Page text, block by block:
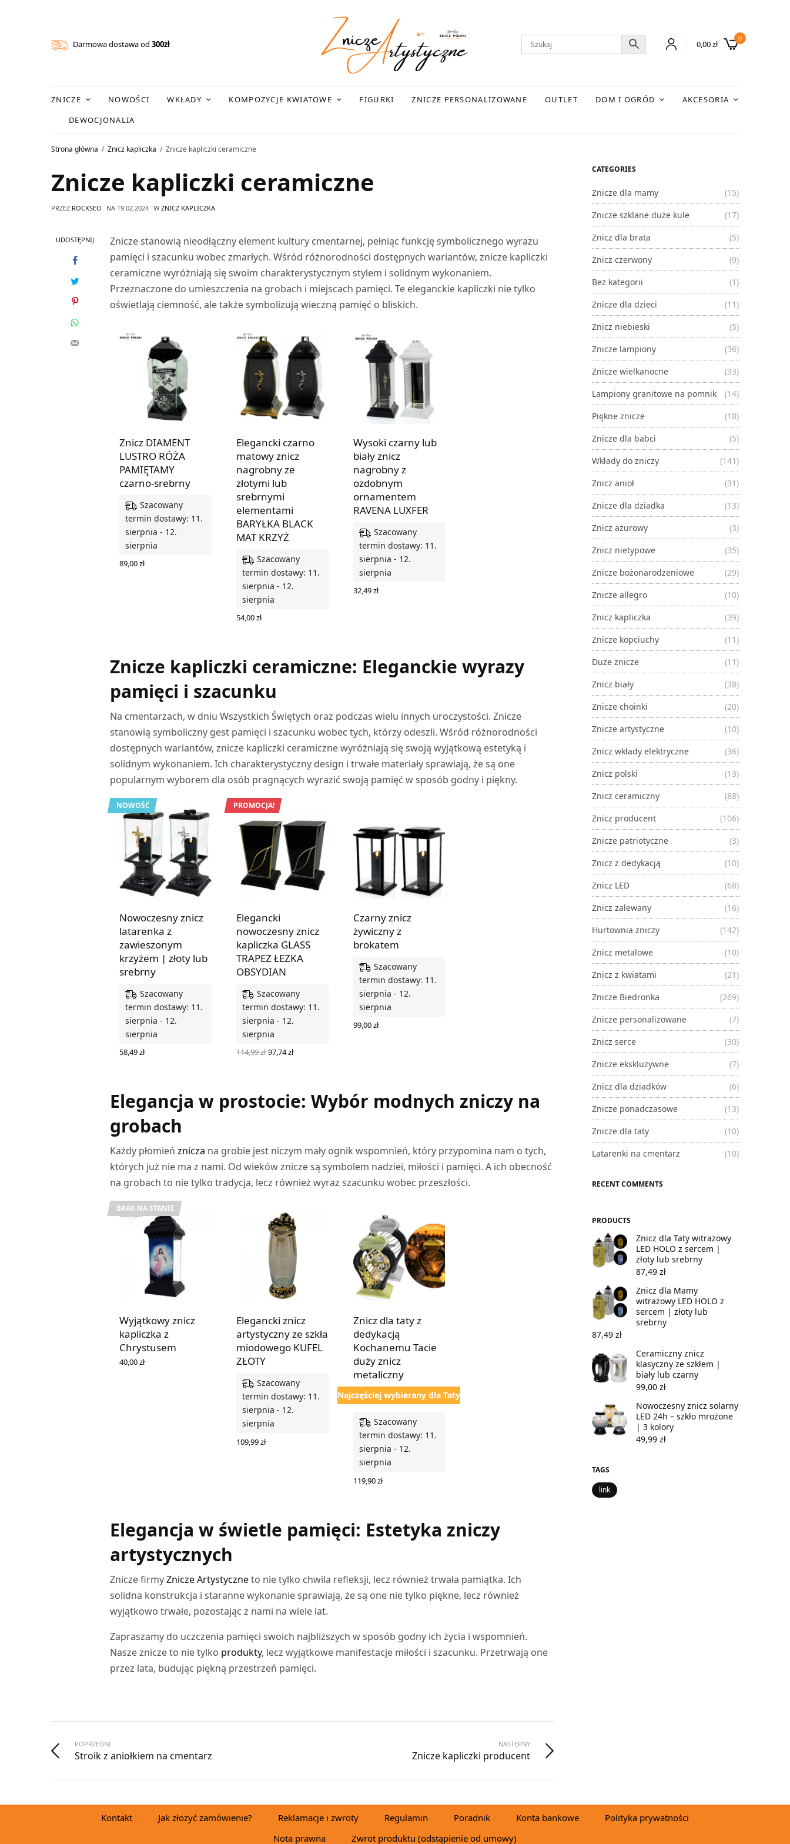
Darmowa dostawa od300zł 0,00zł
0
ZNICZE NOWOŚCI WKŁADY KOMPOZYCJE KWIATOWE FIGURKI ZNICZE PERSONALIZOWANE OUTLET DOM I OGRÓD
AKCESORIA
DEWOCJONALIA
Strona główna Znicz kapliczka Znicze kapliczki ceramiczne
Znicze kapliczki ceramiczne
PRZEZ ROCKSEO NA 19.02.2024 W ZNICZ KAPLICZKA
UDOSTĘPNIJ
Znicze stanowią nieodłączny element kultury cmentarnej, pełniąc funkcję symbolicznego wyrazu
pamięci i szacunku wobec zmarłych. Wśród różnorodności dostępnych wariantów, znicze kapliczki
ceramiczne wyróżniają się swoim charakterystycznym stylem i solidnym wykonaniem.
Przeznaczone do umieszczenia na grobach i miejscach pamięci. Te eleganckie kapliczki nie tylko
oświetlają ciemność, ale także symbolizują wieczną pamięć o bliskich.
Znicz DIAMENT
LUSTRO RÓŻA
PAMIĘTAMY
czarno-srebrny
Szacowany
termin dostawy: 11.
sierpnia - 12.
sierpnia
89,00zł
Elegancki czarno
matowy znicz
nagrobny ze
złotymi lub
srebrnymi
elementami
BARYŁKA BLACK
MAT KRZYŻ
Szacowany
termin dostawy: 11.
sierpnia - 12.
sierpnia
54,00zł
Wysoki czarny lub
biały znicz
nagrobny z
ozdobnym
ornamentem
RAVENA LUXFER
Szacowany
termin dostawy: 11.
sierpnia - 12.
sierpnia
32,49zł
Znicze kapliczki ceramiczne: Eleganckie wyrazy
pamięci i szacunku
Na cmentarzach, w dniu Wszystkich Świętych oraz podczas wielu innych uroczystości. Znicze
stanowią symboliczny gest pamięci i szacunku wobec tych, którzy odeszli. Wśród różnorodności
dostępnych wariantów, znicze kapliczki ceramiczne wyróżniają się swoją wyjątkową estetyką i
solidnym wykonaniem. Ich charakterystyczny design i trwałe materiały sprawiają, że są one
popularnym wyborem dla osób pragnących wyrazić swoją pamięć w sposób godny i piękny.
NOWOŚĆ
Nowoczesny znicz
latarenka z
zawieszonym
krzyżem | złoty lub
srebrny
Szacowany
termin dostawy: 11.
sierpnia - 12.
sierpnia
58,49zł
PROMOCJA!
Elegancki
nowoczesny znicz
kapliczka GLASS
TRAPEZ ŁEZKA
OBSYDIAN
Szacowany
termin dostawy: 11.
sierpnia - 12.
sierpnia
114,99zł Pierwotna
cena
97,74złAktualna
Czarny znicz
żywiczny z
brokatem
Szacowany
termin dostawy: 11.
sierpnia - 12.
sierpnia
99,00zł
Elegancja w prostocie: Wybór modnych zniczy na
grobach
Każdy płomieńznicza na grobie jest niczym mały ognik wspomnień, który przypomina nam o tych,
których już nie ma z nami. Od wieków znicze są symbolem nadziei, miłości i pamięci. A ich obecność
na grobach to nie tylko tradycja, lecz również wyraz szacunku wobec przeszłości.
BRAK NA STANIE
Wyjątkowy znicz
kapliczka z
Chrystusem
40,00zł
Elegancki znicz
artystyczny ze szkła
miodowego KUFEL
ZŁOTY
Szacowany
termin dostawy: 11.
sierpnia - 12.
sierpnia
109,99zł
Znicz dla taty z
dedykacją
Kochanemu Tacie
duży znicz
metaliczny
Najczęściej wybierany dla Taty
Szacowany
termin dostawy: 11.
sierpnia - 12.
sierpnia
119,90zł
Elegancja w świetle pamięci: Estetyka zniczy
artystycznych
Znicze firmyZnicze Artystyczneto nie tylko chwila refleksji, lecz również trwała pamiątka. Ich
solidna konstrukcja i staranne wykonanie sprawiają, że są one nie tylko piękne, lecz również
wyjątkowo trwałe, pozostając z nami na wiele lat.
Zapraszamy do uczczenia pamięci swoich najbliższych w sposób godny ich życia i wspomnień.
Nasze znicze to nie tylko produkty, lecz wyjątkowe manifestacje miłości i szacunku. Przetrwają one
przez lata, budując piękną przestrzeń pamięci.
POPRZEDNI
Stroik z aniołkiem na cmentarz
NASTĘPNY
Znicze kapliczki producent
CATEGORIES
Znicze dla mamy
(15)
Znicze szklane duże kule
(17)
Znicz dla brata
(5)
Znicz czerwony
(9)
Bez kategorii
(1)
Znicze dla dzieci
(11)
Znicz niebieski
(5)
Znicze lampiony
(36)
Znicze wielkanocne
(33)
Lampiony granitowe na pomnik
(14)
Piękne znicze
(18)
Znicze dla babci
(5)
Wkłady do zniczy
(141)
Znicz anioł
(31)
Znicze dla dziadka
(13)
Znicz ażurowy
(3)
Znicz nietypowe
(35)
Znicze bożonarodzeniowe
(29)
Znicze allegro
(10)
Znicz kapliczka
(39)
Znicze kopciuchy
(11)
Duże znicze
(11)
Znicz biały
(38)
Znicze choinki
(20)
Znicze artystyczne
(10)
Znicz wkłady elektryczne
(36)
Znicz polski
(13)
Znicz ceramiczny
(88)
Znicz producent
(106)
Znicze patriotyczne
(3)
Znicz z dedykacją
(10)
Znicz LED
(68)
Znicz zalewany
(16)
Hurtownia zniczy
(142)
Znicz metalowe
(10)
Znicz z kwiatami
(21)
Znicze Biedronka
(269)
Znicze personalizowane
(7)
Znicz serce
(30)
Znicze ekskluzywne
(7)
Znicz dla dziadków
(6)
Znicze ponadczasowe
(13)
Znicze dla taty
(10)
Latarenki na cmentarz
(10)
RECENT COMMENTS
PRODUCTS
Znicz dla Taty witrażowy
LED HOLO z sercem |
złoty lub srebrny
87,49 zł
Znicz dla Mamy
witrażowy LED HOLO z
sercem | złoty lub
srebrny
87,49 zł
Ceramiczny znicz
klasyczny ze szkłem |
biały lub czarny
99,00 zł
Nowoczesny znicz solarny
LED 24h – szkło mrożone
| 3 kolory
49,99 zł
TAGS
link
Kontakt Jak złożyć zamówienie? Reklamacje i zwroty Regulamin Poradnik Konta bankowe
Polityka prywatności
Nota prawna
Zwrot produktu (odstąpienie od umowy)